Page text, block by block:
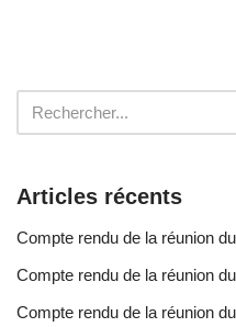
Articles récents
Compte rendu de la réunion
Compte rendu de la réunion
Compte rendu de la réunion